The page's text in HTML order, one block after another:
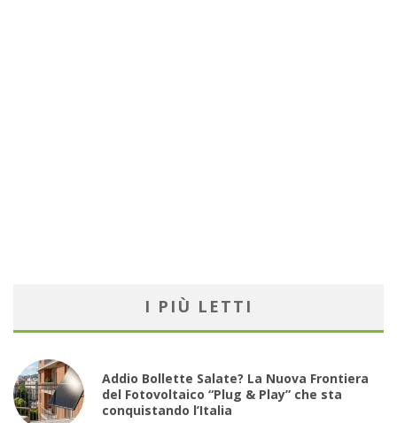
I PIÙ LETTI
Addio Bollette Salate? La Nuova Frontiera
del Fotovoltaico “Plug & Play” che sta
conquistando l’Italia